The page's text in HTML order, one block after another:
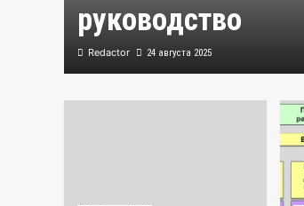
руководство
Redactor 24 августа 2025